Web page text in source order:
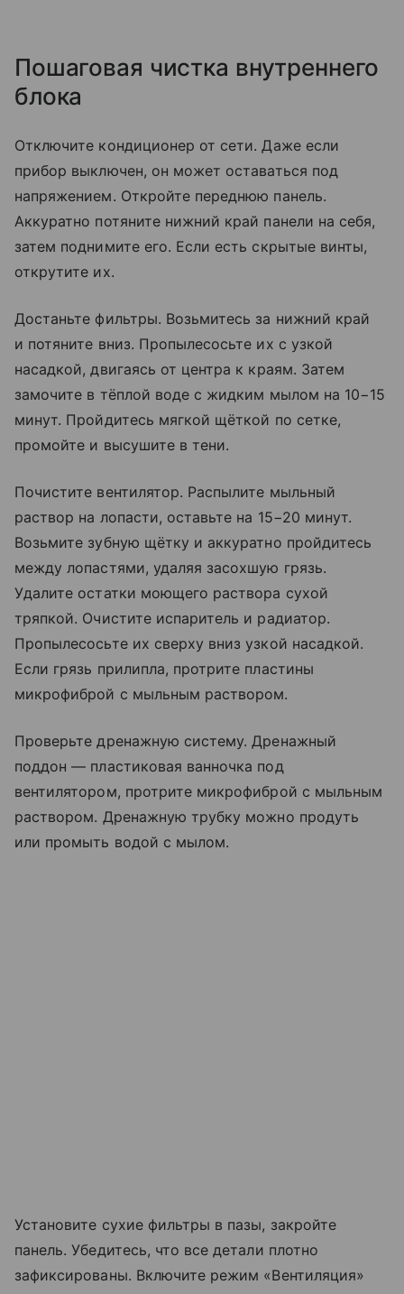
Пошаговая чистка внутреннего
блока
Отключите кондиционер от сети. Даже если
прибор выключен, он может оставаться под
напряжением. Откройте переднюю панель.
Аккуратно потяните нижний край панели на себя,
затем поднимите его. Если есть скрытые винты,
открутите их.
Достаньте фильтры. Возьмитесь за нижний край
и потяните вниз. Пропылесосьте их с узкой
насадкой, двигаясь от центра к краям. Затем
замочите в тёплой воде с жидким мылом на 10−15
минут. Пройдитесь мягкой щёткой по сетке,
промойте и высушите в тени.
Почистите вентилятор. Распылите мыльный
раствор на лопасти, оставьте на 15−20 минут.
Возьмите зубную щётку и аккуратно пройдитесь
между лопастями, удаляя засохшую грязь.
Удалите остатки моющего раствора сухой
тряпкой. Очистите испаритель и радиатор.
Пропылесосьте их сверху вниз узкой насадкой.
Если грязь прилипла, протрите пластины
микрофиброй с мыльным раствором.
Проверьте дренажную систему. Дренажный
поддон — пластиковая ванночка под
вентилятором, протрите микрофиброй с мыльным
раствором. Дренажную трубку можно продуть
или промыть водой с мылом.
Установите сухие фильтры в пазы, закройте
панель. Убедитесь, что все детали плотно
зафиксированы. Включите режим «Вентиляция»